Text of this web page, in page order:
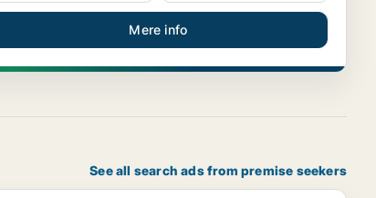
Mere info
See all search ads from premise seekers